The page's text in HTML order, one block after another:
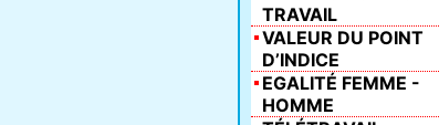
TRAVAIL
VALEUR DU POINT
D’INDICE
EGALITÉ FEMME -
HOMME